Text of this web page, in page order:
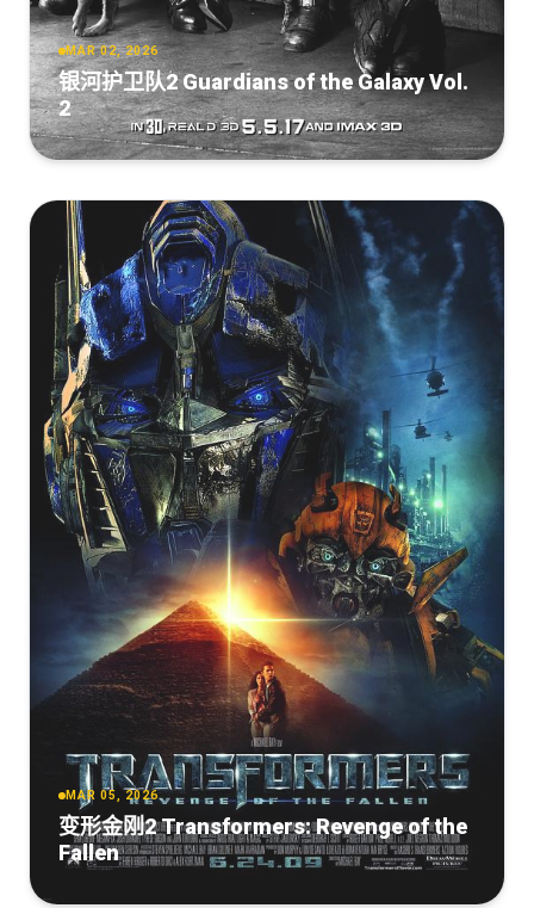
[4.01GB] 复制 下载
dAV1nci.mkv
[2.95GB] 复制 下载
MAR 02, 2026
银河护卫队2 Guardians of the Galaxy Vol.
2
MAR 05, 2026
变形金刚2 Transformers: Revenge of the
Fallen